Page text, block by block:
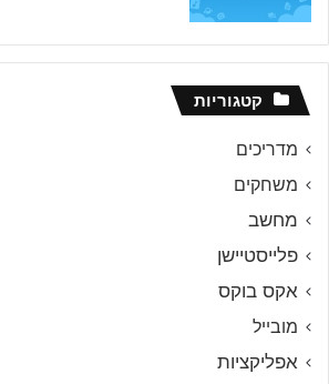
קטגוריות
מדריכים
משחקים
מחשב
פלייסטיישן
אקס בוקס
מובייל
אפליקציות